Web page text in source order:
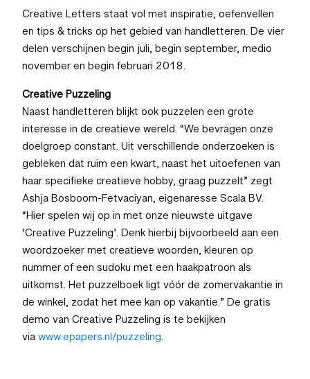
Creative Letters staat vol met inspiratie, oefenvellen
en tips & tricks op het gebied van handletteren. De vier
delen verschijnen begin juli, begin september, medio
november en begin februari 2018.
Creative Puzzeling
Naast handletteren blijkt ook puzzelen een grote
interesse in de creatieve wereld. “We bevragen onze
doelgroep constant. Uit verschillende onderzoeken is
gebleken dat ruim een kwart, naast het uitoefenen van
haar specifieke creatieve hobby, graag puzzelt” zegt
Ashja Bosboom-Fetvaciyan, eigenaresse Scala BV.
“Hier spelen wij op in met onze nieuwste uitgave
‘Creative Puzzeling’. Denk hierbij bijvoorbeeld aan een
woordzoeker met creatieve woorden, kleuren op
nummer of een sudoku met een haakpatroon als
uitkomst. Het puzzelboek ligt vóór de zomervakantie in
de winkel, zodat het mee kan op vakantie.” De gratis
demo van Creative Puzzeling is te bekijken
viawww.epapers.nl/puzzeling.